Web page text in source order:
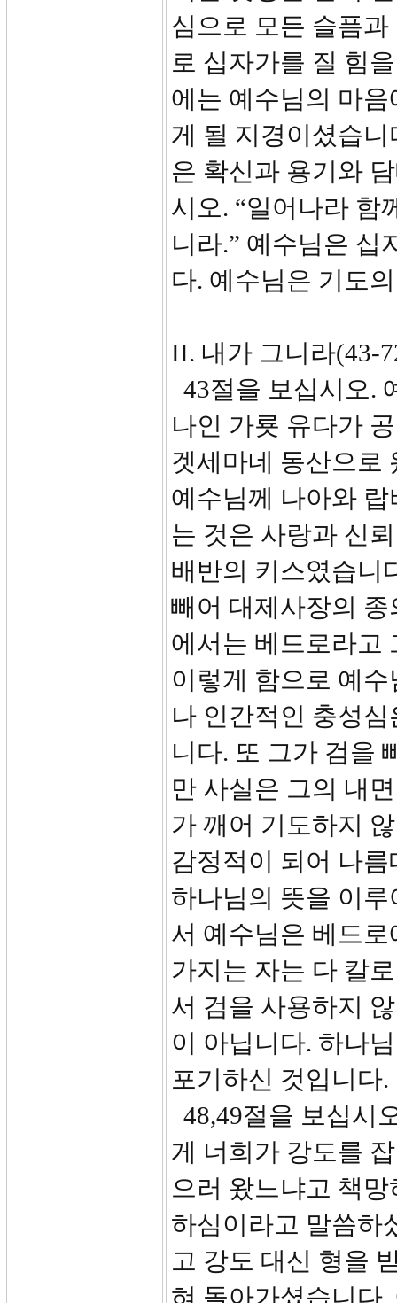
심으로 모든 슬픔
로 십자가를 질 힘
에는 예수님의 마
게 될 지경이셨습
은 확신과 용기와
시오. “일어나라 함
니라.” 예수님은 십
다. 예수님은 기도
II. 내가 그니라(43-
43절을 보십시오.
나인 가룟 유다가
겟세마네 동산으로
예수님께 나아와
는 것은 사랑과 신
배반의 키스였습니
빼어 대제사장의
에서는 베드로라고
이렇게 함으로 예
나 인간적인 충성
니다. 또 그가 검을
만 사실은 그의 내
가 깨어 기도하지
감정적이 되어 나
하나님의 뜻을 이
서 예수님은 베드
가지는 자는 다 칼
서 검을 사용하지
이 아닙니다. 하나
포기하신 것입니다.
48,49절을 보십시
게 너희가 강도를
으러 왔느냐고 책
하심이라고 말씀하
고 강도 대신 형을
혀 돌아가셨습니다